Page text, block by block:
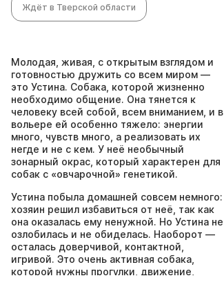
Ждёт в Тверской области
Молодая, живая, с открытым взглядом и
готовностью дружить со всем миром —
это Устина. Собака, которой жизненно
необходимо общение. Она тянется к
человеку всей собой, всем вниманием, и в
вольере ей особенно тяжело: энергии
много, чувств много, а реализовать их
негде и не с кем. У неё необычный
зонарный окрас, который характерен для
собак с «овчарочной» генетикой.
Устина побыла домашней совсем немного:
хозяин решил избавиться от неё, так как
она оказалась ему ненужной. Но Устина не
озлобилась и не обиделась. Наоборот —
осталась доверчивой, контактной,
игривой. Это очень активная собака,
которой нужны прогулки, движение,